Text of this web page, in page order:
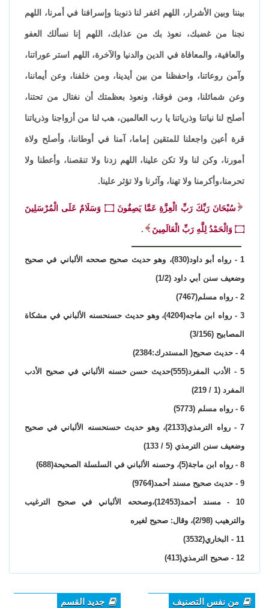
بيننا وبين الأشرار، اللهم اغفر لنا ذنوبنا وإسرافنا في أمرنا، اللهم
نجنا من غضبك، نعوذ بك من عذابك، اللهم إنا نسألك العفو
والعافية، والمعافاة في الدين والدنيا والآخرة، اللهم استر عوراتنا،
وآمن روعاتنا، واحفظنا من بين أيدينا، ومن خلفنا، وعن أيماننا،
وعن شمائلنا، ومن فوقنا، ونعوذ بعظمتك أن نغتال من تحتنا،
أصلح لنا نياتنا وذرياتنا يا رب العالمين، هب لنا من أزواجنا وذرياتنا
قرة أعين واجعلنا للمتقين إماما، آمنا في أوطاننا، وأصلح ولاة
أمورنا، وكن لنا ولا تكن علينا، اللهم زدنا ولا تنقصنا، وأعطنا ولا
تحرمنا،وأكرمنا ولا تهنا، وآثرنا ولا تؤثر علينا.
سُبْحَانَ رَبِّكَ رَبِّ الْعِزَّةِ عَمَّا يَصِفُونَ ۝ وَسَلَامٌ عَلَى الْمُرْسَلِينَ
۝ وَالْحَمْدُ لِلَّهِ رَبِّ الْعَالَمِينَ .
1 - رواه أبو داود(830)، وهو حديث صحيح صححه الألباني في صحيح
وضعيف سنن أبي داود (1/2)
2 - رواه مسلم(7467)
3 - رواه ابن ماجه(4204)، وهو حديث حسنحسنه الألباني في مشكاة
المصابيح (3/156)
4 - حديث صحيح( المستدرك:2384)
5 - الأدب المفرد(555)حديث حسن حسنه الألباني في صحيح الأدب
المفرد (1 / 219)
6 - رواه مسلم (5773)
7 - رواه الترمذي(2133)، وهو حديث حسنحسنه الألباني في صحيح
وضعيف سنن الترمذي (5 / 133)
8 - رواه ابن ماجة(5)، وحسنه الألباني في السلسلة الصحيحة(688)
9 - حديث صحيح مسند أحمد(9764)
10 - مسند أحمد(12453)،وصححه الألباني في صحيح الترغيب
والترهيب (2/98)، وقال: صحيح لغيره
11 - البخاري(3532)
12 - صحيح الترمذي(413)
من نفس التصنيف جديد القسم